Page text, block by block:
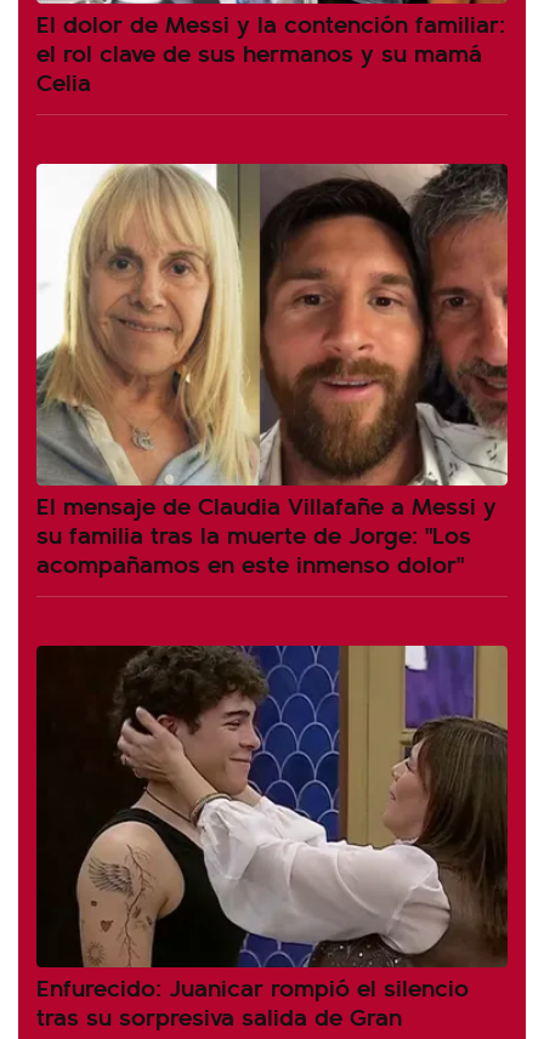
El dolor de Messi y la contención familiar:
el rol clave de sus hermanos y su mamá
Celia
El mensaje de Claudia Villafañe a Messi y
su familia tras la muerte de Jorge: "Los
acompañamos en este inmenso dolor"
Enfurecido: Juanicar rompió el silencio
tras su sorpresiva salida de Gran